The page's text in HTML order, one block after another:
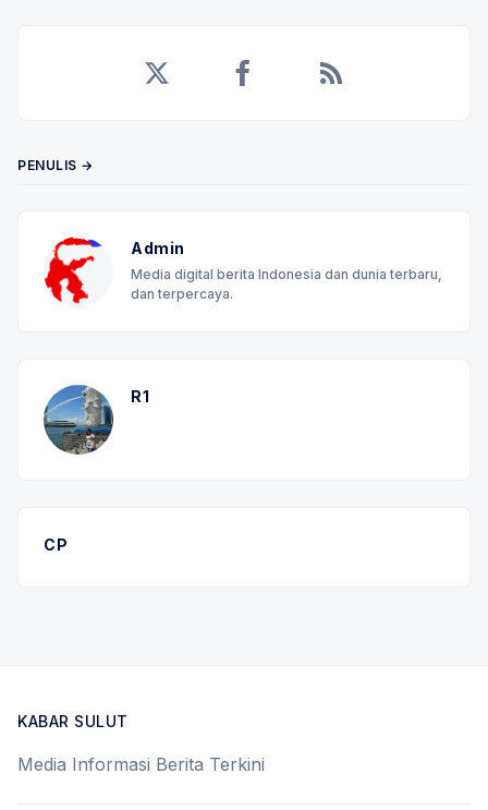
PENULIS →
Admin
Media digital berita Indonesia dan dunia terbaru,
dan terpercaya.
R1
CP
KABAR SULUT
Media Informasi Berita Terkini